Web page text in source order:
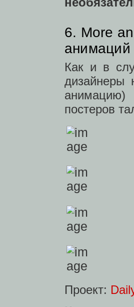
6. More
анимаций
Как и в
дизайнеры
постеров
Проект: